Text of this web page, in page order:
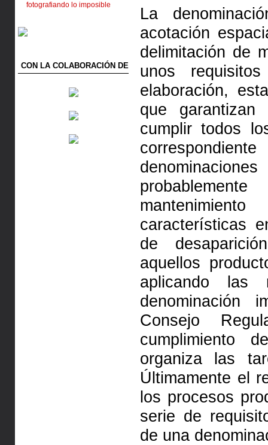
fotografiando lo imposible
CON LA COLABORACIÓN DE
La
acotación
delimitación de
unos
elaboración,
que
cumplir todos
características
de
aquellos
aplicando las
denominación
Consejo
cumplimiento
organiza las
Últimamente el
los procesos
serie de
de una